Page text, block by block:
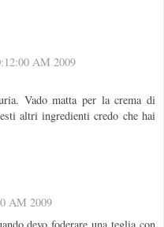
AM 2009
Vado matta per la crema di
altri ingredienti credo che hai
AM 2009